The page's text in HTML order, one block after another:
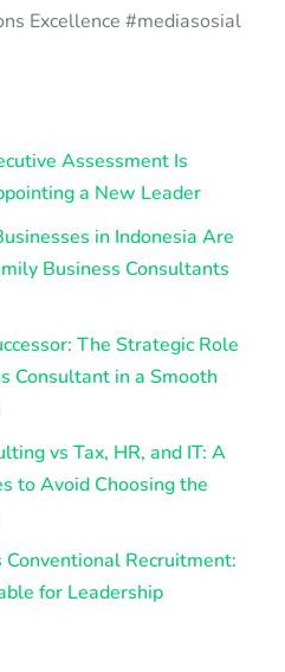
Excellence #mediasosial
Assessment Is
a New Leader
in Indonesia Are
Business Consultants
The Strategic Role
Consultant in a Smooth
vs Tax, HR, and IT: A
to Avoid Choosing the
Conventional Recruitment:
for Leadership